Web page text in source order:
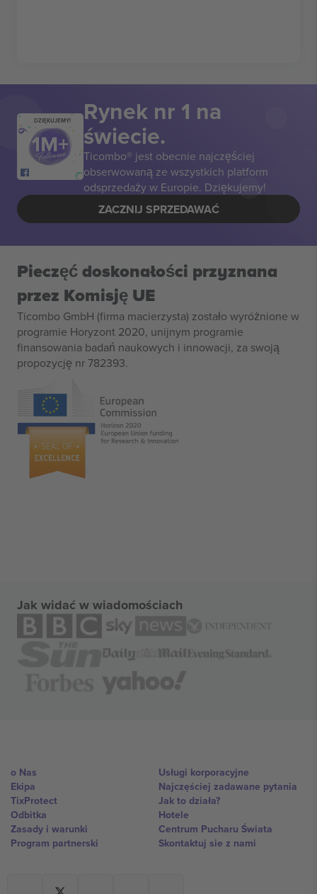
DZIĘKUJEMY! Rynek nr 1 na
świecie.
Ticombo® jest obecnie najczęściej
obserwowaną ze wszystkich platform
odsprzedaży w Europie. Dziękujemy!
ZACZNIJ SPRZEDAWAĆ
Pieczęć doskonałości przyznana
przez Komisję UE
Ticombo GmbH (firma macierzysta) zostało wyróżnione w
programie Horyzont 2020, unijnym programie
finansowania badań naukowych i innowacji, za swoją
propozycję nr 782393.
Jak widać w wiadomościach
o Nas
Ekipa
TixProtect
Odbitka
Zasady i warunki
Program partnerski
Usługi korporacyjne
Najczęściej zadawane pytania
Jak to działa?
Hotele
Centrum Pucharu Świata
Skontaktuj sie z nami